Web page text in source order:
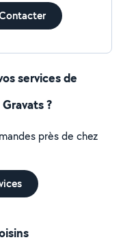
services de
?
près de chez